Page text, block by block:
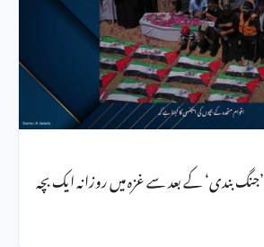
بندی‘ کے بعد سے غزہ میں روزانہ ایک بچہ